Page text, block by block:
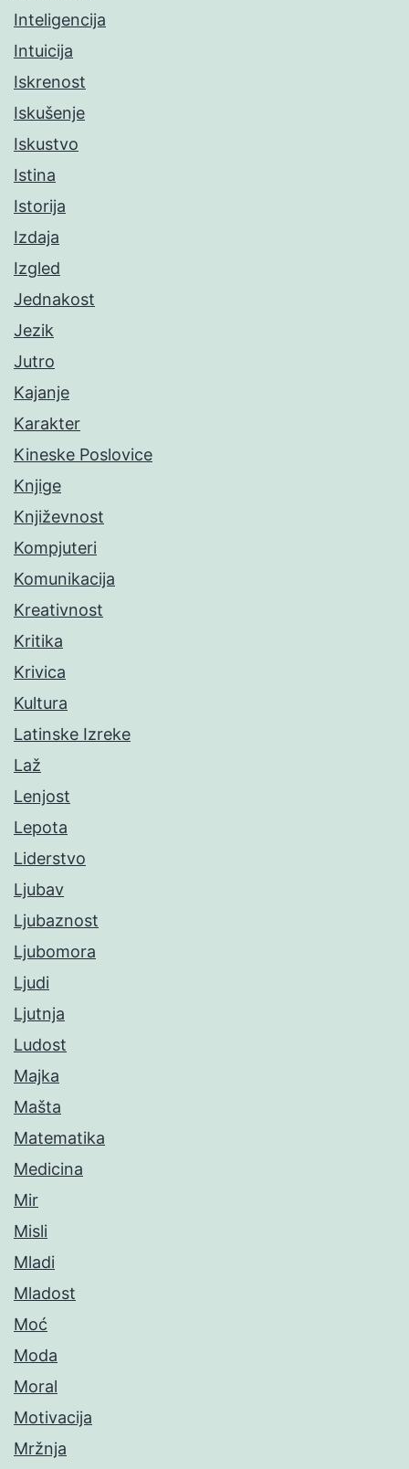
Inteligencija
Intuicija
Iskrenost
Iskušenje
Iskustvo
Istina
Istorija
Izdaja
Izgled
Jednakost
Jezik
Jutro
Kajanje
Karakter
Kineske Poslovice
Knjige
Književnost
Kompjuteri
Komunikacija
Kreativnost
Kritika
Krivica
Kultura
Latinske Izreke
Laž
Lenjost
Lepota
Liderstvo
Ljubav
Ljubaznost
Ljubomora
Ljudi
Ljutnja
Ludost
Majka
Mašta
Matematika
Medicina
Mir
Misli
Mladi
Mladost
Moć
Moda
Moral
Motivacija
Mržnja